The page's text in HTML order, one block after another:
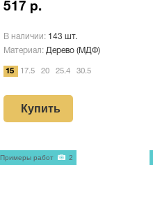
517 р.
В наличии: 143 шт.
Материал: Дерево (МДФ)
15 17.5 20 25.4 30.5
Купить
Примеры работ 2